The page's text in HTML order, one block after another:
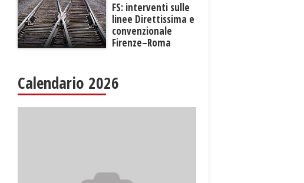
FS: interventi sulle
linee Direttissima e
convenzionale
Firenze–Roma
Calendario 2026